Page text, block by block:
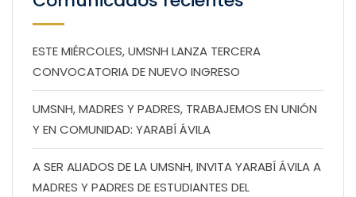
ESTE MIÉRCOLES, UMSNH LANZA TERCERA
CONVOCATORIA DE NUEVO INGRESO
UMSNH, MADRES Y PADRES, TRABAJEMOS EN UNIÓN
Y EN COMUNIDAD: YARABÍ ÁVILA
A SER ALIADOS DE LA UMSNH, INVITA YARABÍ ÁVILA A
MADRES Y PADRES DE ESTUDIANTES DEL